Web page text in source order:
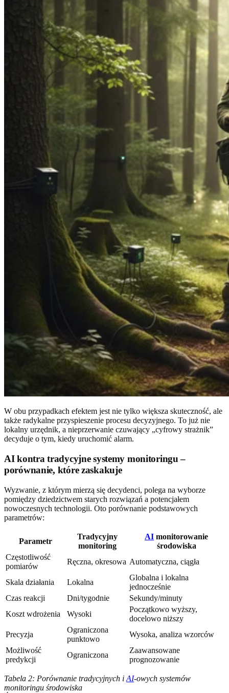
W obu przypadkach efektem jest nie tylko większa skuteczność, ale
także radykalne przyspieszenie procesu decyzyjnego. To już nie
lokalny urzędnik, a nieprzerwanie czuwający „cyfrowy strażnik”
decyduje o tym, kiedy uruchomić alarm.
AI kontra tradycyjne systemy monitoringu –
porównanie, które zaskakuje
Wyzwanie, z którym mierzą się decydenci, polega na wyborze
pomiędzy dziedzictwem starych rozwiązań a potencjałem
nowoczesnych technologii. Oto porównanie podstawowych
parametrów:
Parametr
Tradycyjny
monitoring
AI monitorowanie
środowiska
Częstotliwość
pomiarów
Ręczna, okresowa Automatyczna, ciągła
Skala działania Lokalna
Globalna i lokalna
jednocześnie
Czas reakcji
Dni/tygodnie
Sekundy/minuty
Koszt wdrożenia
Wysoki
Początkowo wyższy,
docelowo niższy
Precyzja
Ograniczona
punktowo
Wysoka, analiza wzorców
Możliwość
predykcji
Ograniczona
Zaawansowane
prognozowanie
Tabela 2: Porównanie tradycyjnych i AI-owych systemów
monitoringu środowiska